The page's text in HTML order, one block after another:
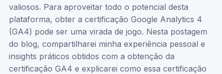
valiosos. Para aproveitar todo o potencial desta
plataforma, obter a certificação Google Analytics 4
(GA4) pode ser uma virada de jogo. Nesta postagem
do blog, compartilharei minha experiência pessoal e
insights práticos obtidos com a obtenção da
certificação GA4 e explicarei como essa certificação